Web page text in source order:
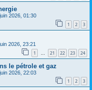
2026, 01:30
1 2 3
2026, 23:21
1 21 22 23 24
le pétrole et gaz
2026, 22:03
1 2 3